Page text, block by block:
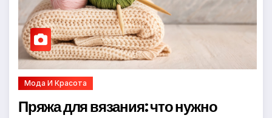
Мода И Красота
Пряжа для вязания: что нужно